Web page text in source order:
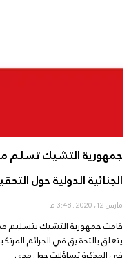
جمهورية التشيك تسلم
الجنائية الدولية حول
مارس 12, 2020
قامت جمهورية التشيك بتسليم
يتعلق بالتحقيق في الجرائم